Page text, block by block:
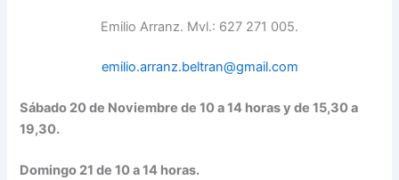
Emilio Arranz. Mvl.: 627 271 005.
emilio.arranz.beltran@gmail.com
Sábado 20 de Noviembre de 10 a 14 horas y de 15,30 a
19,30.
Domingo 21 de 10 a 14 horas.